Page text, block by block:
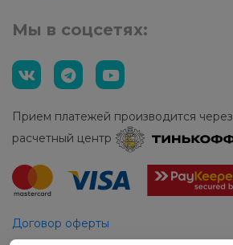
Мы в соцсетях:
Прием платежей производится через
расчетный центр
Договор оферты